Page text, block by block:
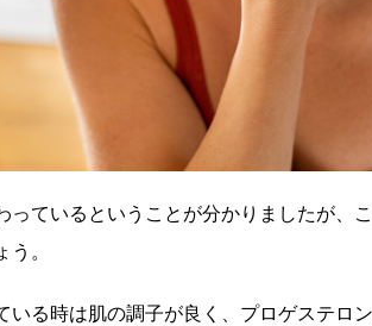
っているということが分かりましたが、
。
いる時は肌の調子が良く、プロゲステロ